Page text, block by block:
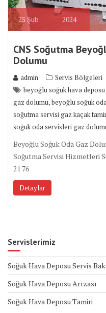
25 Şub 2024
CNS Soğutma
Dolumu
admin
Servis Bölgeleri
beyoğlu soğuk hava
gaz dolumu,beyoğlu soğuk
soğutma servisi gaz kaçak
soğuk oda servisleri gaz
Beyoğlu Soğuk Oda Gaz
Soğutma Servisi Hizmetleri
21 76
Detaylar
Servislerimiz
Soğuk Hava Deposu Servis
Soğuk Hava Deposu Arızası
Soğuk Hava Deposu Tamiri